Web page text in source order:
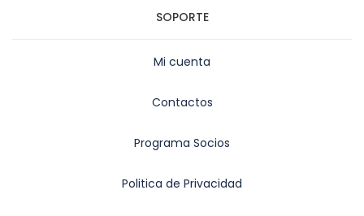
SOPORTE
Mi cuenta
Contactos
Programa Socios
Politica de Privacidad